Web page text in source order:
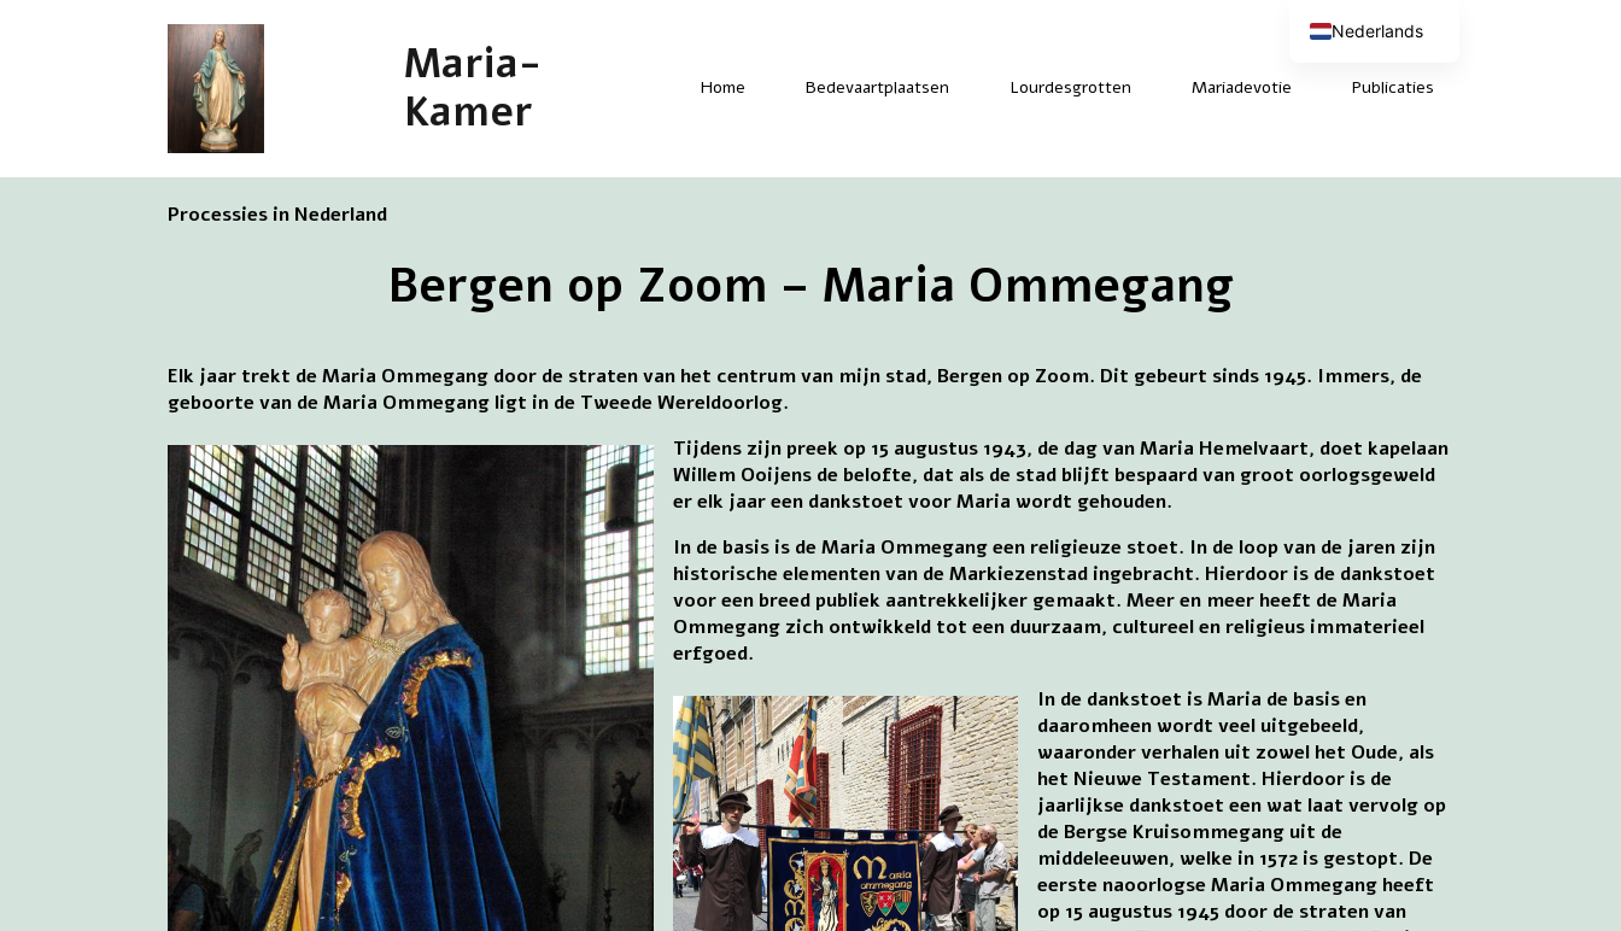
Maria-
Kamer
Home Bedevaartplaatsen Lourdesgrotten Mariadevotie Publicaties
Processies in Nederland
Bergen op Zoom – Maria Ommegang
Elk jaar trekt de Maria Ommegang door de straten van het centrum van mijn stad, Bergen op Zoom. Dit gebeurt sinds 1945. Immers, de
geboorte van de Maria Ommegang ligt in de Tweede Wereldoorlog.
Tijdens zijn preek op 15 augustus 1943, de dag van Maria Hemelvaart, doet kapelaan
Willem Ooijens de belofte, dat als de stad blijft bespaard van groot oorlogsgeweld
er elk jaar een dankstoet voor Maria wordt gehouden.
In de basis is de Maria Ommegang een religieuze stoet. In de loop van de jaren zijn
historische elementen van de Markiezenstad ingebracht. Hierdoor is de dankstoet
voor een breed publiek aantrekkelijker gemaakt. Meer en meer heeft de Maria
Ommegang zich ontwikkeld tot een duurzaam, cultureel en religieus immaterieel
erfgoed.
In de dankstoet is Maria de basis en
daaromheen wordt veel uitgebeeld,
waaronder verhalen uit zowel het Oude, als
het Nieuwe Testament. Hierdoor is de
jaarlijkse dankstoet een wat laat vervolg op
de Bergse Kruisommegang uit de
middeleeuwen, welke in 1572 is gestopt. De
eerste naoorlogse Maria Ommegang heeft
op 15 augustus 1945 door de straten van
Nederlands
Deutsch